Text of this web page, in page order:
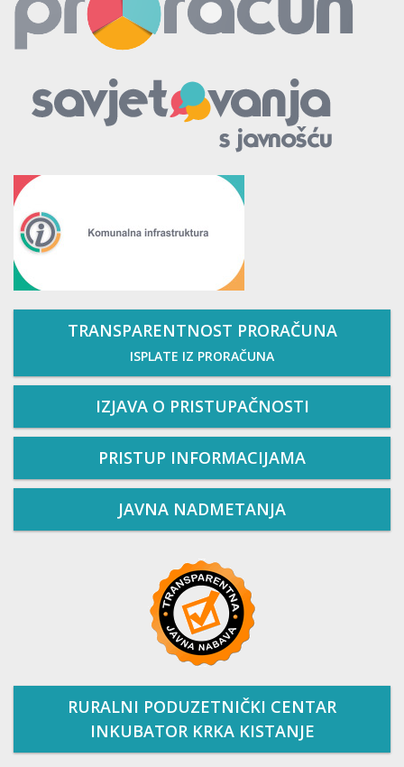
TRANSPARENTNOST PRORAČUNA
ISPLATE IZ PRORAČUNA
IZJAVA O PRISTUPAČNOSTI
PRISTUP INFORMACIJAMA
JAVNA NADMETANJA
RURALNI PODUZETNIČKI CENTAR
INKUBATOR KRKA KISTANJE